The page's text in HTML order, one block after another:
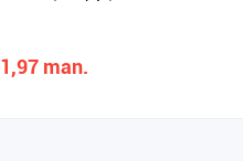
1,97 man.